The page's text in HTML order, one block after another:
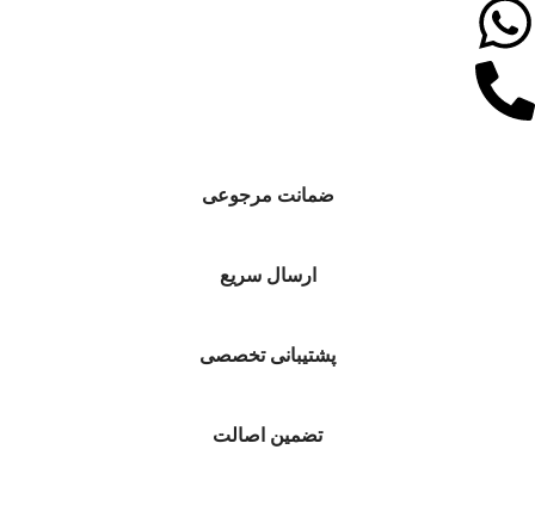
ضمانت مرجوعی
ارسال سریع
پشتیبانی تخصصی
تضمین اصالت